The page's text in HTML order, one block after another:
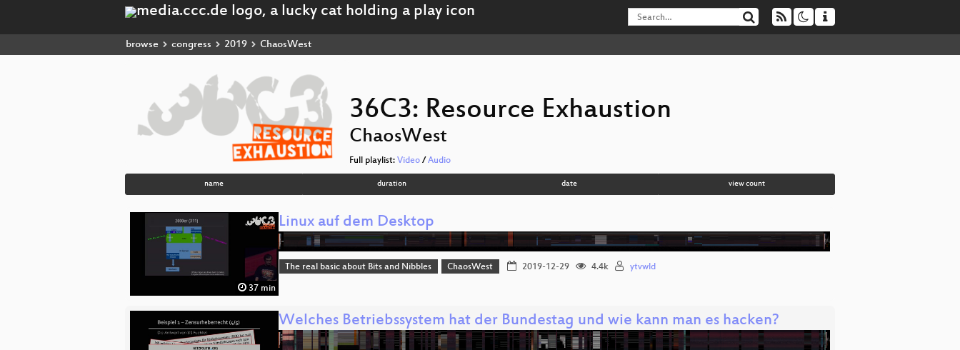
browse congress 2019 ChaosWest
36C3: Resource Exhaustion
ChaosWest
Full playlist: Video / Audio
name duration date view count
37 min
Linux auf dem Desktop
The real basic about Bits and Nibbles ChaosWest 2019-12-29 4.4k ytvwld
Welches Betriebssystem hat der Bundestag und wie kann man es hacken?